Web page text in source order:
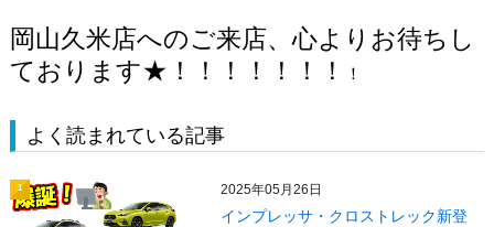
岡山久米店へのご来店、心よりお待ちし
ております★！！！！！！！
！
よく読まれている記事
1 2025年05月26日
インプレッサ・クロストレック新登